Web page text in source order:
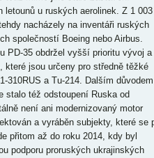
letounů u ruských aerolinek. Z 1 003
nacházely na inventáři ruských
společností Boeing nebo Airbus.
PD-35 obdržel vyšší prioritu vývoj a
které jsou určeny pro středně těžké
310RUS a Tu-214. Dalším důvodem
stalo též odstoupení Ruska od
není ani modernizovaný motor
a vyráběn subjekty, které se
přitom až do roku 2014, kdy byl
podporu proruských ukrajinských